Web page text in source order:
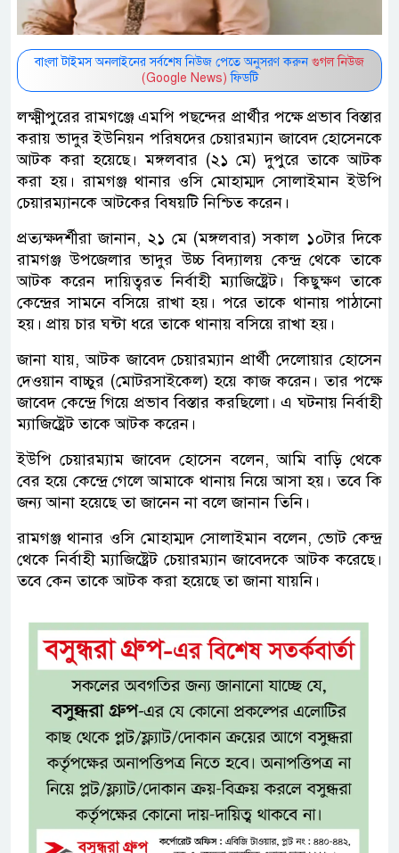
বাংলা টাইমস অনলাইনের সর্বশেষ নিউজ পেতে অনুসরণ করুন গুগল নিউজ
(Google News) ফিডটি
লক্ষ্মীপুরের রামগঞ্জে এমপি পছন্দের প্রার্থীর পক্ষে প্রভাব বিস্তার
করায় ভাদুর ইউনিয়ন পরিষদের চেয়ারম্যান জাবেদ হোসেনকে
আটক করা হয়েছে। মঙ্গলবার (২১ মে) দুপুরে তাকে আটক
করা হয়। রামগঞ্জ থানার ওসি মোহাম্মদ সোলাইমান ইউপি
চেয়ারম্যানকে আটকের বিষয়টি নিশ্চিত করেন।
প্রত্যক্ষদর্শীরা জানান, ২১ মে (মঙ্গলবার) সকাল ১০টার দিকে
রামগঞ্জ উপজেলার ভাদুর উচ্চ বিদ্যালয় কেন্দ্র থেকে তাকে
আটক করেন দায়িত্বরত নির্বাহী ম্যাজিষ্ট্রেট। কিছুক্ষণ তাকে
কেন্দ্রের সামনে বসিয়ে রাখা হয়। পরে তাকে থানায় পাঠানো
হয়। প্রায় চার ঘন্টা ধরে তাকে থানায় বসিয়ে রাখা হয়।
জানা যায়, আটক জাবেদ চেয়ারম্যান প্রার্থী দেলোয়ার হোসেন
দেওয়ান বাচ্চুর (মোটরসাইকেল) হয়ে কাজ করেন। তার পক্ষে
জাবেদ কেন্দ্রে গিয়ে প্রভাব বিস্তার করছিলো। এ ঘটনায় নির্বাহী
ম্যাজিষ্ট্রেট তাকে আটক করেন।
ইউপি চেয়ারম্যাম জাবেদ হোসেন বলেন, আমি বাড়ি থেকে
বের হয়ে কেন্দ্রে গেলে আমাকে থানায় নিয়ে আসা হয়। তবে কি
জন্য আনা হয়েছে তা জানেন না বলে জানান তিনি।
রামগঞ্জ থানার ওসি মোহাম্মদ সোলাইমান বলেন, ভোট কেন্দ্র
থেকে নির্বাহী ম্যাজিষ্ট্রেট চেয়ারম্যান জাবেদকে আটক করেছে।
তবে কেন তাকে আটক করা হয়েছে তা জানা যায়নি।